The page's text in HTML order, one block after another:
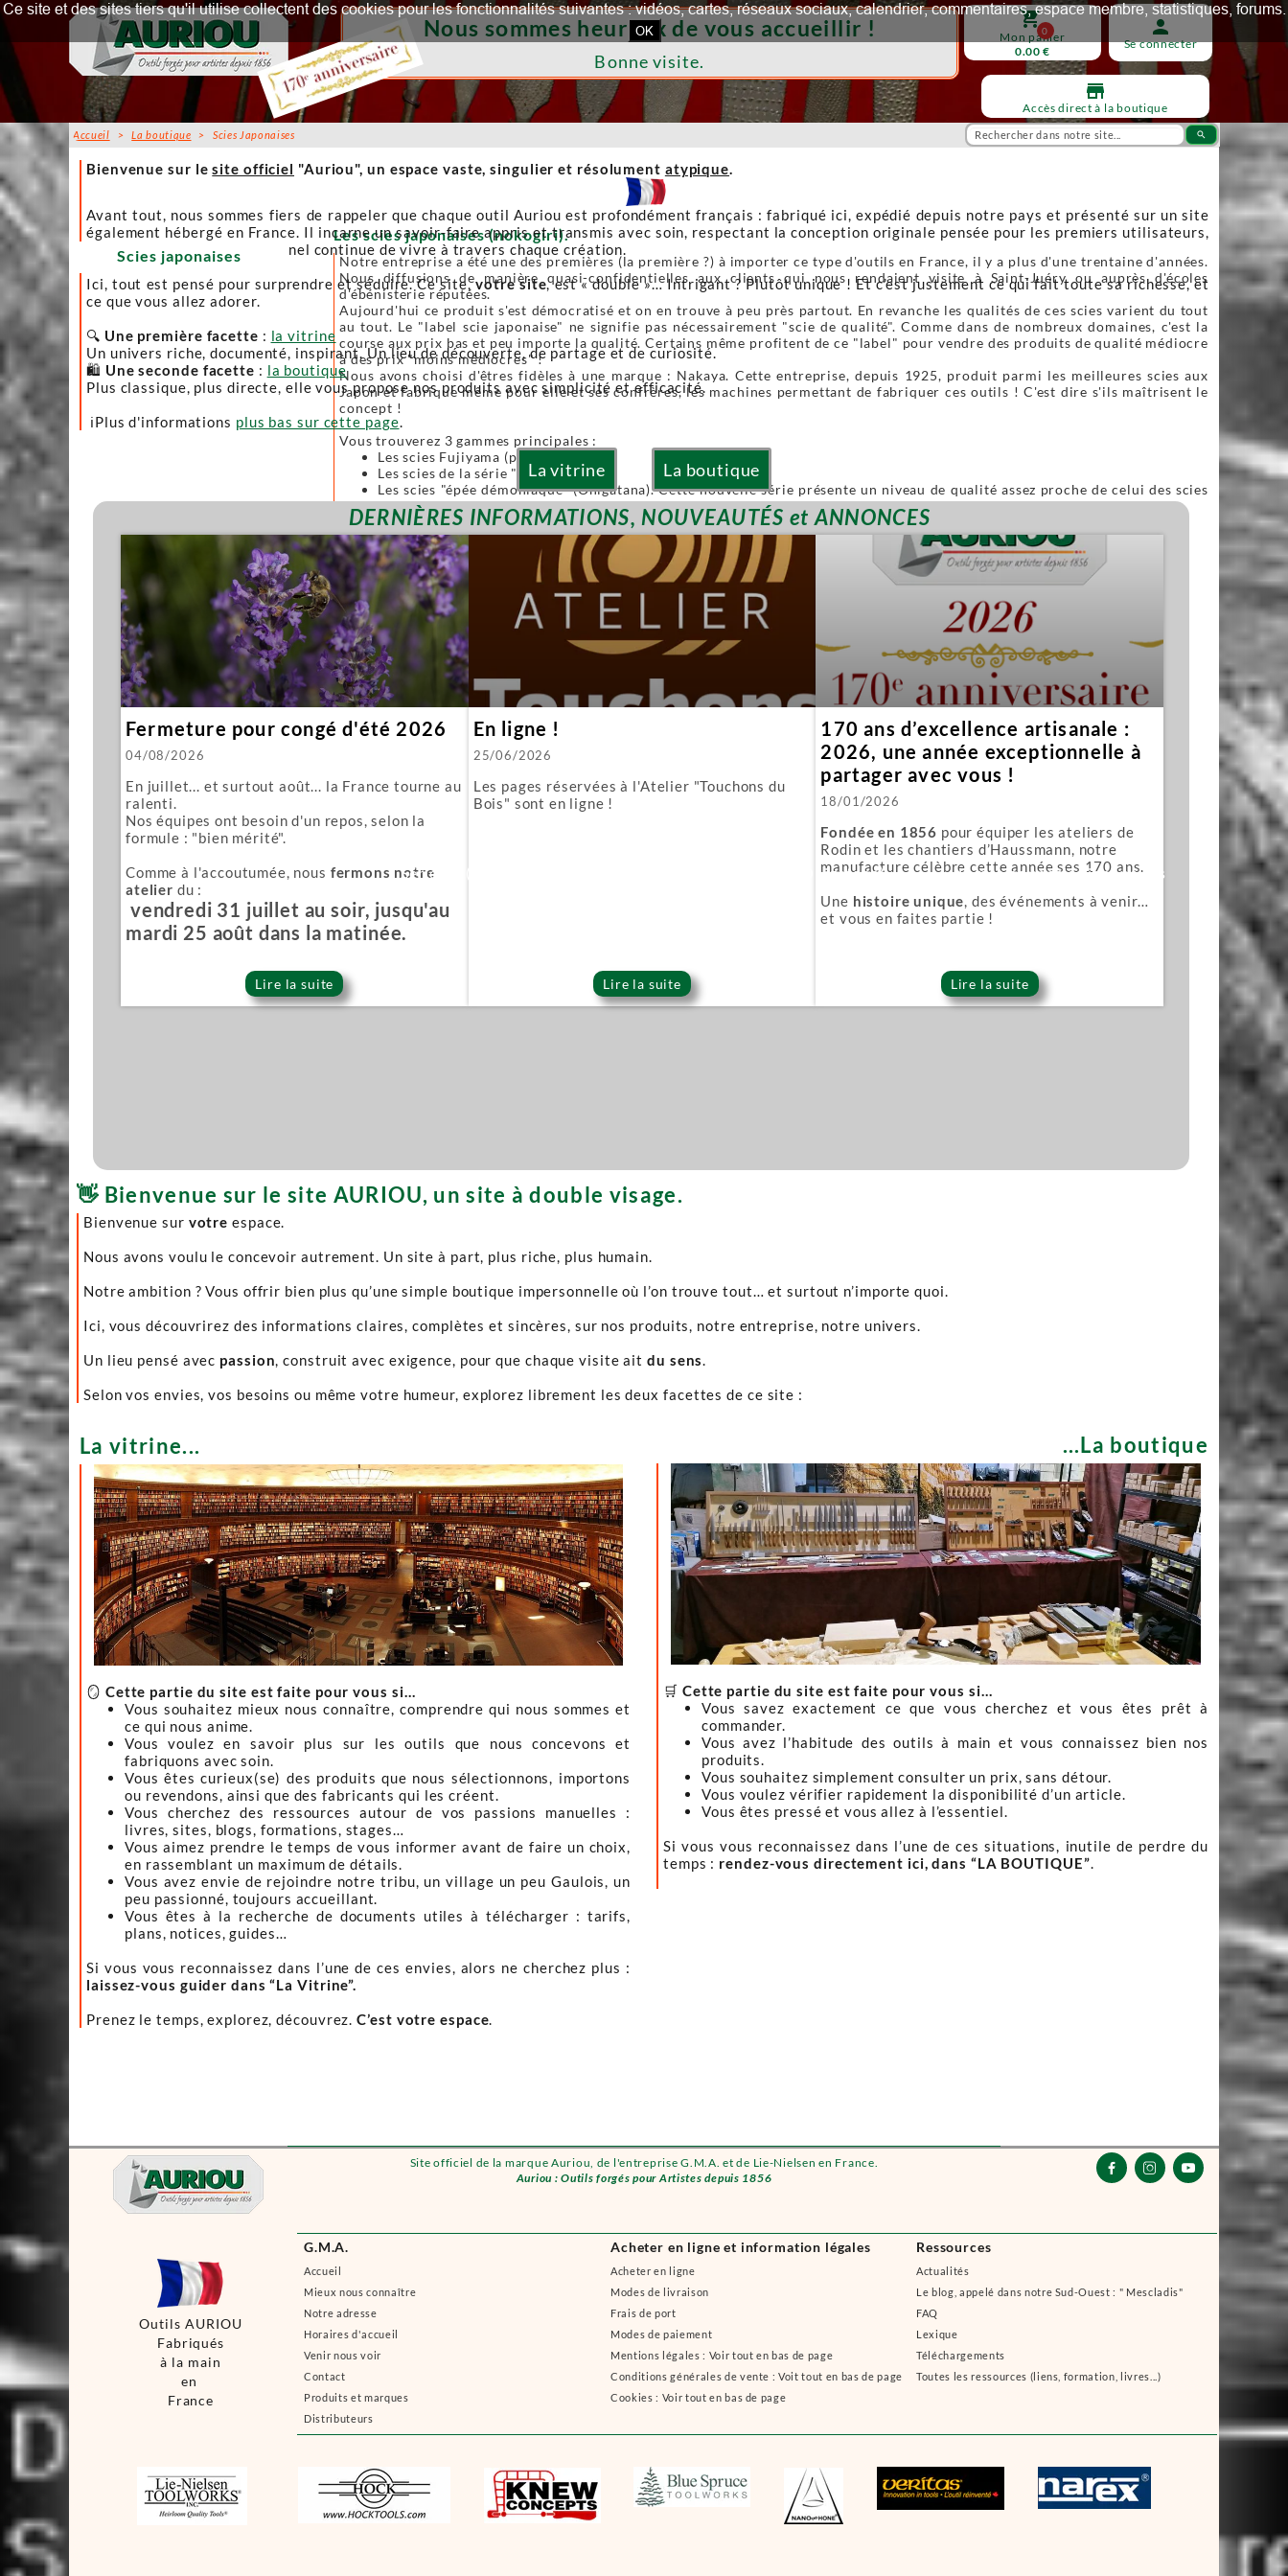
Site officiel de la marque Auriou, de l'entreprise G.M.A. et de Lie-Nielsen en France.
Auriou : Outils forgés pour Artistes depuis 1856
search
person
Se connecter
shopping_cart
0
Mon panier
0.00 €
La vitrine La boutique
G.M.A.
Accueil
Mieux nous connaître
Notre adresse
Horaires d'accueil
Venir nous voir
Contact
Produits et marques
Distributeurs
Acheter en ligne et information légales
Acheter en ligne
Modes de livraison
Frais de port
Modes de paiement
Mentions légales : Voir tout en bas de page
Conditions générales de vente : Voit tout en bas de page
Cookies : Voir tout en bas de page
Ressources
Actualités
Le blog, appelé dans notre Sud-Ouest : " Mescladis"
FAQ
Lexique
Téléchargements
Toutes les ressources (liens, formation, livres...)
  
Outils AURIOU
Fabriqués
à la main
en
France
Accueil >La boutique > Scies Japonaises
Les scies japonaises (nokogiri).
Notre entreprise a été une des premières (la première ?) à importer ce type d'outils en France, il y a plus d'une trentaine d'années.
Nous diffusions de manière quasi-confidentielles aux clients qui nous rendaient visite à Saint-Juéry ou auprès d'écoles
d'ébénisterie réputées.
Aujourd'hui ce produit s'est démocratisé et on en trouve à peu près partout. En revanche les qualités de ces scies varient du tout
au tout. Le "label scie japonaise" ne signifie pas nécessairement "scie de qualité". Comme dans de nombreux domaines, c'est la
course aux prix bas et peu importe la qualité. Certains même profitent de ce "label" pour vendre des produits de qualité médiocre
à des prix "moins médiocres" !
Nous avons choisi d'êtres fidèles à une marque : Nakaya. Cette entreprise, depuis 1925, produit parmi les meilleures scies aux
Japon et fabrique même pour elle et ses confrères, les machines permettant de fabriquer ces outils ! C'est dire s'ils maîtrisent le
concept !
Vous trouverez 3 gammes principales :
Les scies Fujiyama (pliables)
Les scies de la série "Or" (Gold)
Les scies "épée démoniaque" (Onigatana). Cette nouvelle série présente un niveau de qualité assez proche de celui des scies
forgées à la main tout en conservant l'avantage d'une lame interchangeable.
Toutes ces scies sont à lames interchangeables.
Nous vous proposons aussi quelques produits spécifiques :
Mawashibiki : l'équivalent japonais de nos scies à guichet.
Kughikii : parfaite pour araser les tenons.
Évidemment nous fournissons aussi toutes les lames de rechange.
Scies japonaises
Série Or (Gold series) Épée démoniaque (Onigatana) Lames pour scies japonaises
Nous sommes heureux de vous accueillir !
Bonne visite.
store
Accès direct à la boutique
Accueil
Bienvenue sur lesite officiel "Auriou", un espace vaste, singulier et résolument atypique.
Avant tout, nous sommes fiers de rappeler que chaque outil Auriou est profondément français : fabriqué ici, expédié depuis notre pays et présenté sur un site
également hébergé en France. Il incarne un savoir-faire appris et transmis avec soin, respectant la conception originale pensée pour les premiers utilisateurs,
afin que l’artisanat traditionnel continue de vivre à travers chaque création.
Ici, tout est pensé pour surprendre et séduire. Ce site,votre site, est « double »… Intrigant ? Plutôt unique ! Et c’est justement ce qui fait toute sa richesse, et
ce que vous allez adorer.
🔍 Une première facette : la vitrine
Un univers riche, documenté, inspirant. Un lieu de découverte, de partage et de curiosité.
🛍️ Une seconde facette : la boutique
Plus classique, plus directe, elle vous propose nos produits avec simplicité et efficacité.
ℹ️Plus d'informations plus bas sur cette page.
DERNIÈRES INFORMATIONS, NOUVEAUTÉS et ANNONCES
Fermeture pour congé d'été 2026
04/08/2026
En juillet... et surtout août... la France tourne au
ralenti.
Nos équipes ont besoin d'un repos, selon la
formule : "bien mérité".
Comme à l'accoutumée, nous fermons notre
atelier du :
vendredi 31 juillet au soir, jusqu'au
mardi 25 août dans la matinée.
Lire la suite
En ligne !
25/06/2026
Les pages réservées à l'Atelier "Touchons du
Bois" sont en ligne !
Lire la suite
170 ans d’excellence artisanale :
2026, une année exceptionnelle à
partager avec vous !
18/01/2026
Fondée en 1856 pour équiper les ateliers de
Rodin et les chantiers d’Haussmann, notre
manufacture célèbre cette année ses 170 ans.
Une histoire unique, des événements à venir…
et vous en faites partie !
Lire la suite
👋 Bienvenue sur le site AURIOU, un site à double visage.
Bienvenue sur votreespace.
Nous avons voulu le concevoir autrement. Un site à part, plus riche, plus humain.
Notre ambition ? Vous offrir bien plus qu’une simple boutique impersonnelle où l’on trouve tout… et surtout n’importe quoi.
Ici, vous découvrirez des informations claires, complètes et sincères, sur nos produits, notre entreprise, notre univers.
Un lieu pensé avec passion, construit avec exigence, pour que chaque visite aitdu sens.
Selon vos envies, vos besoins ou même votre humeur, explorez librement les deux facettes de ce site :
...La boutique
🛒 Cette partie du site est faite pour vous si…
Vous savez exactement ce que vous cherchez et vous êtes prêt à
commander.
Vous avez l’habitude des outils à main et vous connaissez bien nos
produits.
Vous souhaitez simplement consulter un prix, sans détour.
Vous voulez vérifier rapidement la disponibilité d’un article.
Vous êtes pressé et vous allez à l’essentiel.
Si vous vous reconnaissez dans l’une de ces situations, inutile de perdre du
temps : rendez-vous directement ici, dans “LA BOUTIQUE”.
La vitrine...
🪞 Cette partie du site est faite pour vous si…
Vous souhaitez mieux nous connaître, comprendre qui nous sommes et
ce qui nous anime.
Vous voulez en savoir plus sur les outils que nous concevons et
fabriquons avec soin.
Vous êtes curieux(se) des produits que nous sélectionnons, importons
ou revendons, ainsi que des fabricants qui les créent.
Vous cherchez des ressources autour de vos passions manuelles :
livres, sites, blogs, formations, stages…
Vous aimez prendre le temps de vous informer avant de faire un choix,
en rassemblant un maximum de détails.
Vous avez envie de rejoindre notre tribu, un village un peu Gaulois, un
peu passionné, toujours accueillant.
Vous êtes à la recherche de documents utiles à télécharger : tarifs,
plans, notices, guides…
Si vous vous reconnaissez dans l’une de ces envies, alors ne cherchez plus :
laissez-vous guider dans “La Vitrine”.
Prenez le temps, explorez, découvrez.C’est votre espace.
Ce site et des sites tiers qu'il utilise collectent des cookies pour les fonctionnalités suivantes : vidéos, cartes, réseaux sociaux, calendrier, commentaires, espace membre, statistiques, forums.
OK